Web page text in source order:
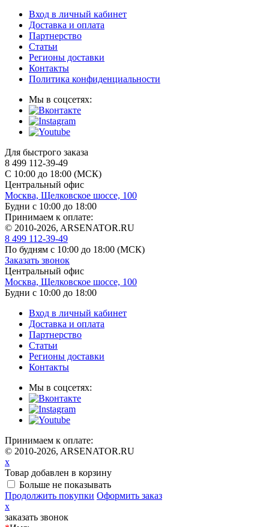
Вход в личный кабинет
Доставка и оплата
Партнерство
Статьи
Регионы доставки
Контакты
Политика конфиденциальности
Мы в соцсетях:
Для быстрого заказа
8 499 112-39-49
С 10:00 до 18:00 (МСК)
Центральный офис
Москва, Щелковское шоссе, 100
Будни с 10:00 до 18:00
Принимаем к оплате:
© 2010-2026, ARSENATOR.RU
8 499 112-39-49
По будням с 10:00 до 18:00 (МСК)
Заказать звонок
Центральный офис
Москва, Щелковское шоссе, 100
Будни с 10:00 до 18:00
Вход в личный кабинет
Доставка и оплата
Партнерство
Статьи
Регионы доставки
Контакты
Мы в соцсетях:
Принимаем к оплате:
© 2010-2026, ARSENATOR.RU
x
Товар добавлен в корзину
Больше не показывать
Продолжить покупки Оформить заказ
x
заказать звонок